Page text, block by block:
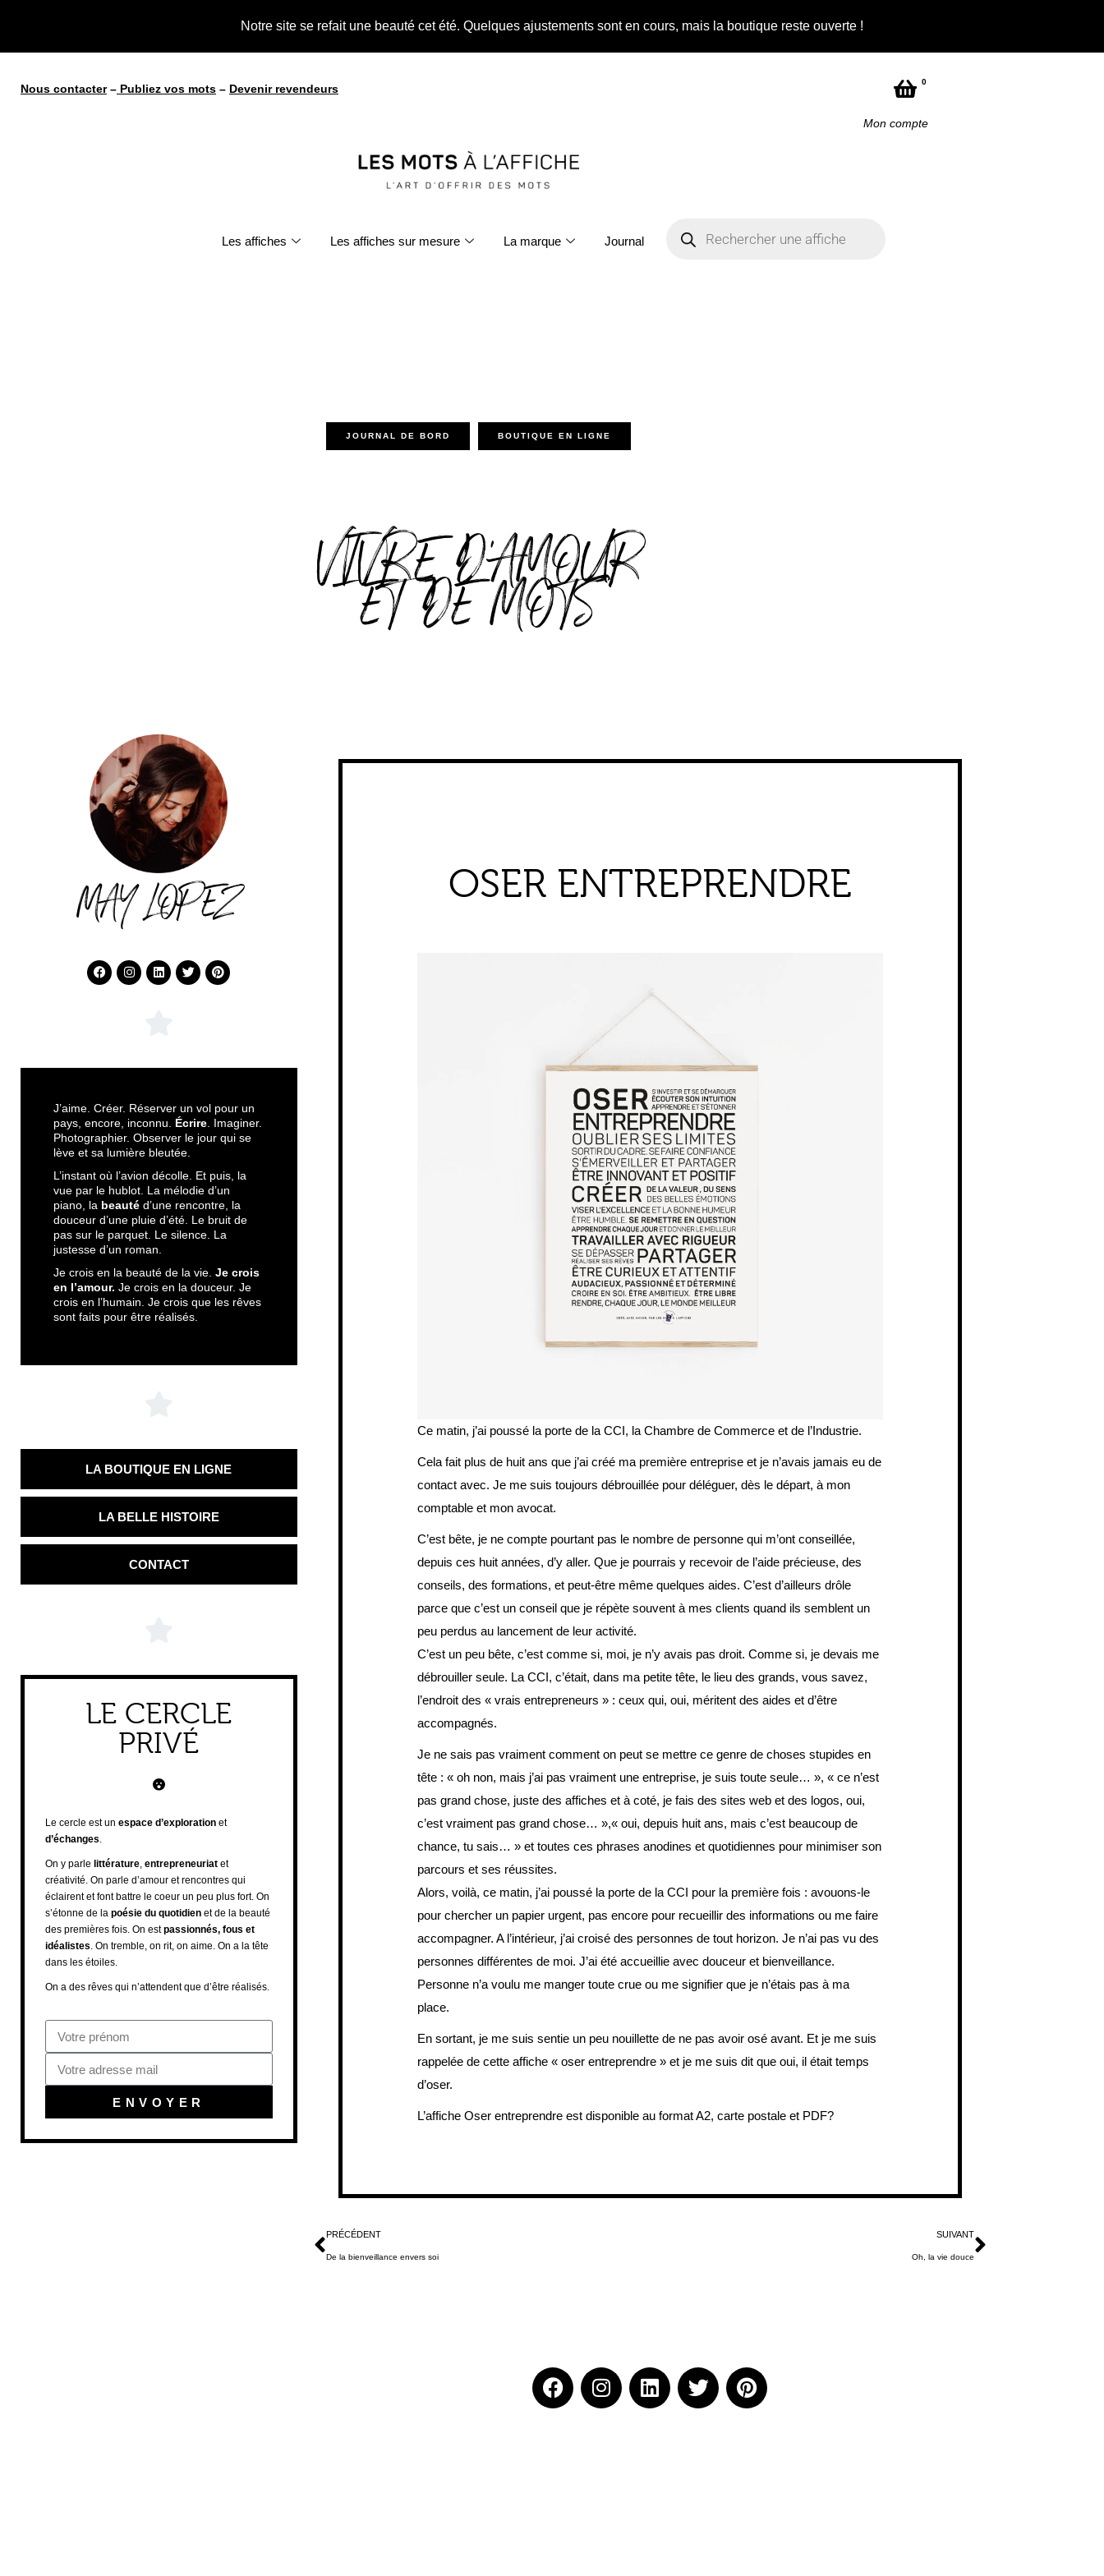
Notre site se refait une beauté cet été. Quelques ajustements sont en cours, mais la boutique reste ouverte !
Nous contacter– Publiez vos mots – Devenir revendeurs
0
Mon compte
Les affiches Les affiches sur mesure La marque Journal
JOURNAL DE BORD BOUTIQUE EN LIGNE
VIVRE D'AMOUR
ET DE MOTS
MAY LOPEZ
J’aime. Créer. Réserver un vol pour un
pays, encore, inconnu. Écrire . Imaginer.
Photographier. Observer le jour qui se
lève et sa lumière bleutée.
L’instant où l’avion décolle. Et puis, la
vue par le hublot. La mélodie d’un
piano, la beauté d’une rencontre, la
douceur d’une pluie d’été. Le bruit de
pas sur le parquet. Le silence. La
justesse d’un roman.
Je crois en la beauté de la vie. Je crois
en l’amour. Je crois en la douceur. Je
crois en l’humain. Je crois que les rêves
sont faits pour être réalisés.
LA BOUTIQUE EN LIGNE
LA BELLE HISTOIRE
CONTACT
LE CERCLE
PRIVÉ
Le cercle est un espace d’exploration et
d’échanges.
On y parle littérature, entrepreneuriat et
créativité. On parle d’amour et rencontres qui
éclairent et font battre le coeur un peu plus fort. On
s’étonne de la poésie du quotidien et de la beauté
des premières fois. On estpassionnés, fous et
idéalistes. On tremble, on rit, on aime. On a la tête
dans les étoiles.
On a des rêves qui n’attendent que d’être réalisés.
ENVOYER
OSER ENTREPRENDRE
Ce matin, j’ai poussé la porte de la CCI, la Chambre de Commerce et de l’Industrie.
Cela fait plus de huit ans que j’ai créé ma première entreprise et je n’avais jamais eu de
contact avec. Je me suis toujours débrouillée pour déléguer, dès le départ, à mon
comptable et mon avocat.
C’est bête, je ne compte pourtant pas le nombre de personne qui m’ont conseillée,
depuis ces huit années, d’y aller. Que je pourrais y recevoir de l’aide précieuse, des
conseils, des formations, et peut-être même quelques aides. C’est d’ailleurs drôle
parce que c’est un conseil que je répète souvent à mes clients quand ils semblent un
peu perdus au lancement de leur activité.
C’est un peu bête, c’est comme si, moi, je n’y avais pas droit. Comme si, je devais me
débrouiller seule. La CCI, c’était, dans ma petite tête, le lieu des grands, vous savez,
l’endroit des « vrais entrepreneurs » : ceux qui, oui, méritent des aides et d’être
accompagnés.
Je ne sais pas vraiment comment on peut se mettre ce genre de choses stupides en
tête : « oh non, mais j’ai pas vraiment une entreprise, je suis toute seule… », « ce n’est
pas grand chose, juste des affiches et à coté, je fais des sites web et des logos, oui,
c’est vraiment pas grand chose… »,« oui, depuis huit ans, mais c’est beaucoup de
chance, tu sais… » et toutes ces phrases anodines et quotidiennes pour minimiser son
parcours et ses réussites.
Alors, voilà, ce matin, j’ai poussé la porte de la CCI pour la première fois : avouons-le
pour chercher un papier urgent, pas encore pour recueillir des informations ou me faire
accompagner. A l’intérieur, j’ai croisé des personnes de tout horizon. Je n’ai pas vu des
personnes différentes de moi. J’ai été accueillie avec douceur et bienveillance.
Personne n’a voulu me manger toute crue ou me signifier que je n’étais pas à ma
place.
En sortant, je me suis sentie un peu nouillette de ne pas avoir osé avant. Et je me suis
rappelée de cette affiche « oser entreprendre » et je me suis dit que oui, il était temps
d’oser.
L’affiche Oser entreprendreest disponible au format A2, carte postale et PDF?
PRÉCÉDENT
De la bienveillance envers soi
SUIVANT
Oh, la vie douce